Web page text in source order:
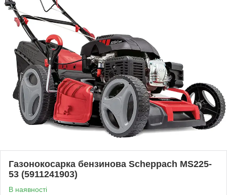
Газонокосарка бензинова Scheppach MS225-
53 (5911241903)
В наявності